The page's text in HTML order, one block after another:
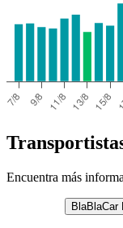
Encuentra más
BlaBlaCar